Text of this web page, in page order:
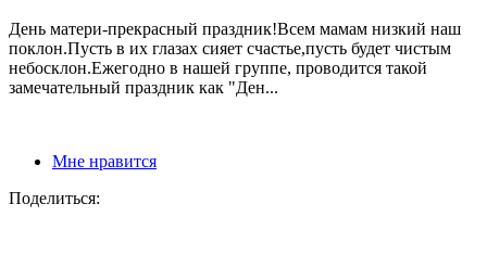
День матери-прекрасный праздник!Всем мамам низкий наш
поклон.Пусть в их глазах сияет счастье,пусть будет чистым
небосклон.Ежегодно в нашей группе, проводится такой
замечательный праздник как "Ден...
Мне нравится
Поделиться: